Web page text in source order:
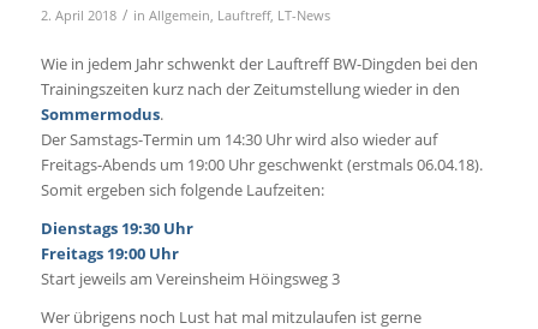
2. April 2018 / in Allgemein Lauftreff, LT-News
Wie in jedem Jahr schwenkt der Lauftreff BW-Dingden bei den
Trainingszeiten kurz nach der Zeitumstellung wieder in den
Sommermodus.
Der Samstags-Termin um 14:30 Uhr wird also wieder auf
Freitags-Abends um 19:00 Uhr geschwenkt (erstmals 06.04.18).
Somit ergeben sich folgende Laufzeiten:
Dienstags 19:30 Uhr
Freitags 19:00 Uhr
Start jeweils am Vereinsheim Höingsweg 3
Wer übrigens noch Lust hat mal mitzulaufen ist gerne